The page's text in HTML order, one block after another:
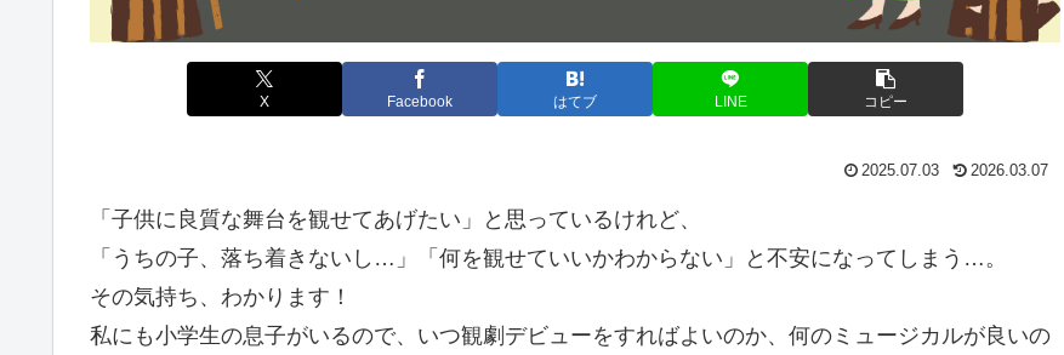
X Facebook はてブ LINE コピー
2025.07.03 2026.03.07
「子供に良質な舞台を観せてあげたい」と思っているけれど、
「うちの子、落ち着きないし…」「何を観せていいかわからない」と不安になってしまう…。
その気持ち、わかります！
私にも小学生の息子がいるので、いつ観劇デビューをすればよいのか、何のミュージカルが良いの